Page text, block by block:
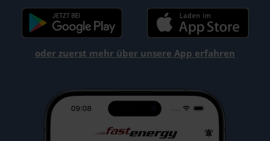
oder zuerst mehr über unsere App erfahren